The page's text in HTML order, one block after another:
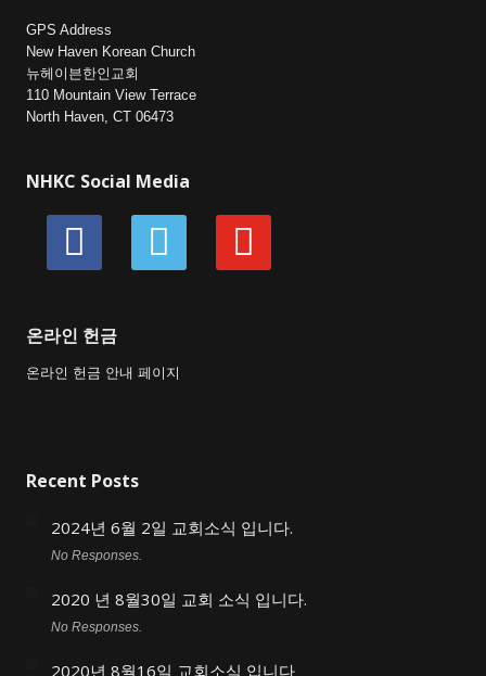
GPS Address
New Haven Korean Church
뉴헤이븐한인교회
110 Mountain View Terrace
North Haven, CT 06473
NHKC Social Media
facebook vimeo youtube
온라인 헌금
온라인 헌금 안내 페이지
Recent Posts
2024년 6월 2일 교회소식 입니다.
No Responses.
2020 년 8월30일 교회 소식 입니다.
No Responses.
2020년 8월16일 교회소식 입니다